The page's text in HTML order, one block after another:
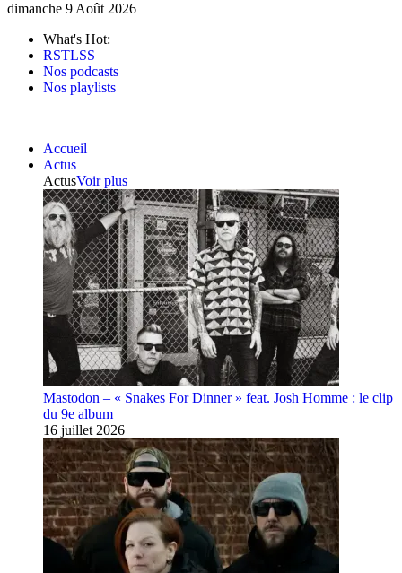
dimanche 9 Août 2026
What's Hot:
RSTLSS
Nos podcasts
Nos playlists
Accueil
Actus
ActusVoir plus
Mastodon – « Snakes For Dinner » feat. Josh Homme : le clip
du 9e album
16 juillet 2026